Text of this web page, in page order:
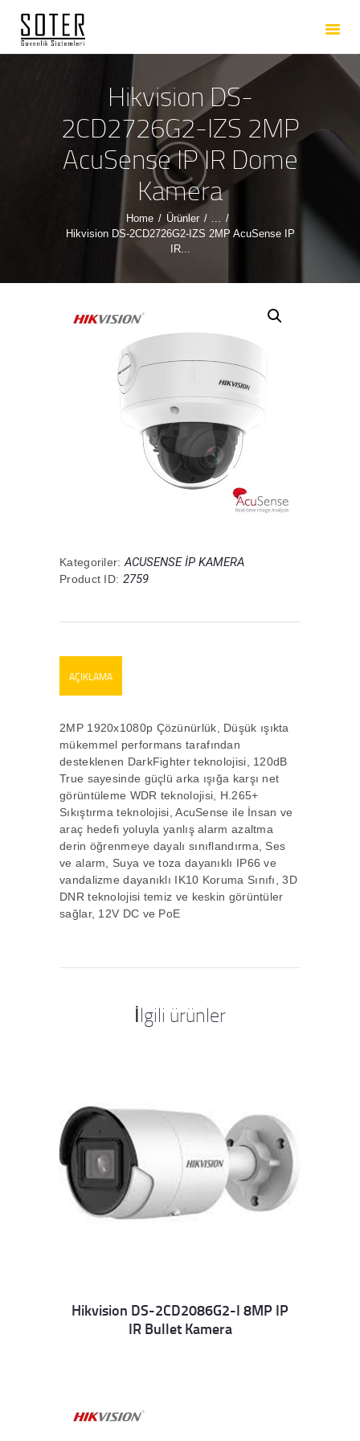
Hikvision DS-
2CD2726G2-IZS 2MP
AcuSense IP IR Dome
Kamera
Home Ürünler
...
Hikvision DS-2CD2726G2-IZS 2MP AcuSense IP
IR...
ANASAYFA
HAKKIMIZDA
HIZMETLERIMIZ
ÜRÜNLERIMIZ
REFERANSLARIMIZ
İLETIŞIM
Kategoriler: ACUSENSE İP KAMERA
Product ID: 2759
AÇIKLAMA
2MP 1920x1080p Çözünürlük, Düşük ışıkta
mükemmel performans tarafından
desteklenen DarkFighter teknolojisi, 120dB
True sayesinde güçlü arka ışığa karşı net
görüntüleme WDR teknolojisi, H.265+
Sıkıştırma teknolojisi, AcuSense ile İnsan ve
araç hedefi yoluyla yanlış alarm azaltma
derin öğrenmeye dayalı sınıflandırma, Ses
ve alarm, Suya ve toza dayanıklı IP66 ve
vandalizme dayanıklı IK10 Koruma Sınıfı, 3D
DNR teknolojisi temiz ve keskin görüntüler
sağlar, 12V DC ve PoE
İlgili ürünler
Details
Hikvision DS-2CD2086G2-I 8MP IP
IR Bullet Kamera